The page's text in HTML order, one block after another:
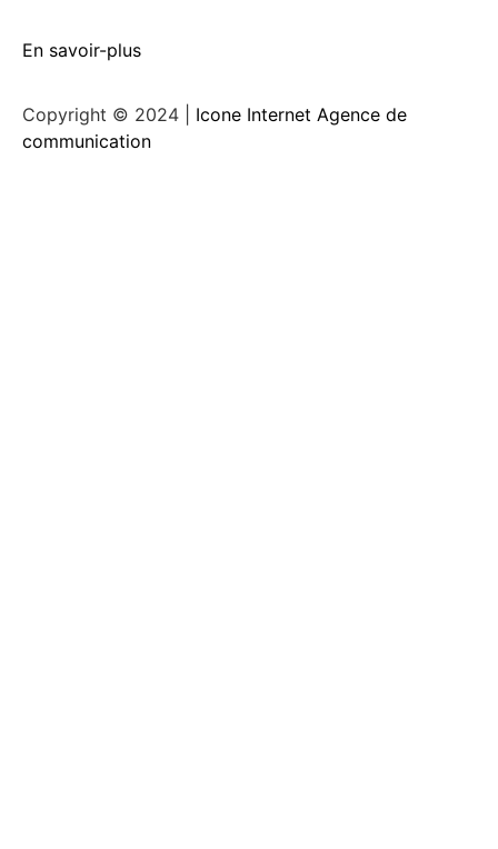
En savoir-plus
Copyright © 2024 |
Icone Internet Agence de
communication